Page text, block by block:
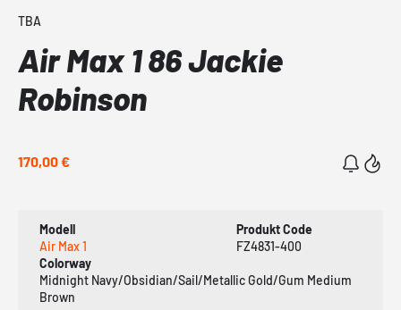
TBA
Air Max 1 86 Jackie
Robinson
170,00 €
Modell
Air Max 1
Produkt Code
FZ4831-400
Colorway
Midnight Navy/Obsidian/Sail/Metallic Gold/Gum Medium
Brown